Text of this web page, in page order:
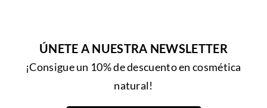
ÚNETE A NUESTRA NEWSLETTER
¡Consigue un 10% de descuento en cosmética
natural!